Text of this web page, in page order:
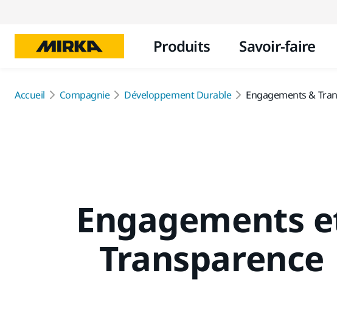
Produits Savoir-faire
Accueil Compagnie Développement Durable Engagements &
Engagements
Transparence